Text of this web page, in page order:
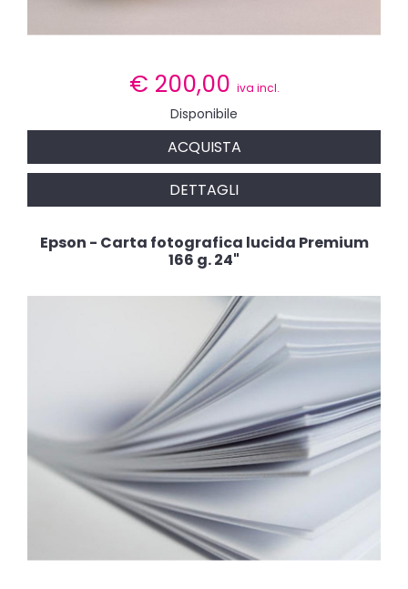
€ 200,00 iva incl.
Disponibile
ACQUISTA
DETTAGLI
Epson - Carta fotografica lucida Premium
166 g. 24"